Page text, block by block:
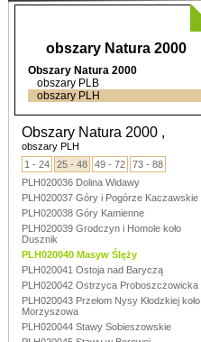
obszary Natura 2000
Obszary Natura 2000
obszary PLB
obszary PLH
Obszary Natura 2000 ,
obszary PLH
1 - 24
25 - 48 49 - 72
73 - 88
PLH020036 Dolina Widawy
PLH020037 Góry i Pogórze Kaczawskie
PLH020038 Góry Kamienne
PLH020039 Grodczyn i Homole koło
Dusznik
PLH020040 Masyw Ślęży
PLH020041 Ostoja nad Baryczą
PLH020042 Ostrzyca Proboszczowicka
PLH020043 Przełom Nysy Kłodzkiej koło
Morzyszowa
PLH020044 Stawy Sobieszowskie